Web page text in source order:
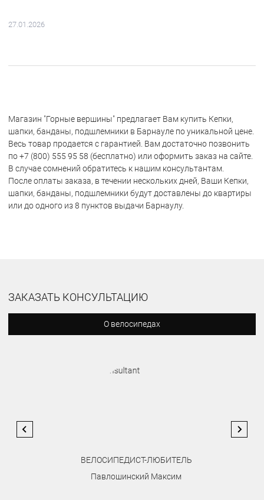
27.01.2026
Магазин "Горные вершины" предлагает Вам купить Кепки,
шапки, банданы, подшлемники в Барнауле по уникальной цене.
Весь товар продается с гарантией. Вам достаточно позвонить
по +7 (800) 555 95 58 (бесплатно) или оформить заказ на сайте.
В случае сомнений обратитесь к нашим консультантам.
После оплаты заказа, в течении нескольких дней, Ваши Кепки,
шапки, банданы, подшлемники будут доставлены до квартиры
или до одного из 8 пунктов выдачи Барнаулу.
ЗАКАЗАТЬ КОНСУЛЬТАЦИЮ
О велосипедах
ВЕЛОСИПЕДИСТ-ЛЮБИТЕЛЬ
Павлошинский Максим